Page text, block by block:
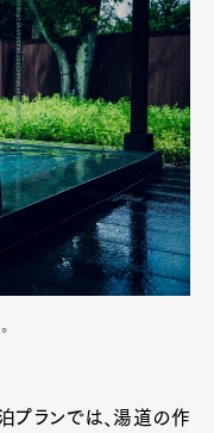
プランでは、湯道の作